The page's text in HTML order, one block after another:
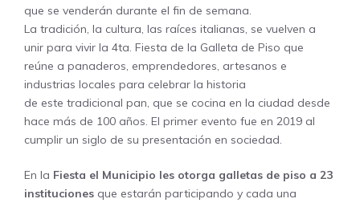
que se venderán durante el fin de semana.
La tradición, la cultura, las raíces italianas, se vuelven a
unir para vivir la 4ta. Fiesta de la Galleta de Piso que
reúne a panaderos, emprendedores, artesanos e
industrias locales para celebrar la historia
de este tradicional pan, que se cocina en la ciudad desde
hace más de 100 años. El primer evento fue en 2019 al
cumplir un siglo de su presentación en sociedad.
En la Fiesta el Municipio les otorga galletas de piso a 23
instituciones que estarán participando y cada una